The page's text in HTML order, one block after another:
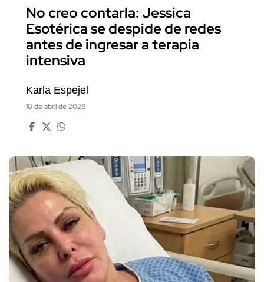
No creo contarla: Jessica
Esotérica se despide de redes
antes de ingresar a terapia
intensiva
Karla Espejel
10 de abril de 2026